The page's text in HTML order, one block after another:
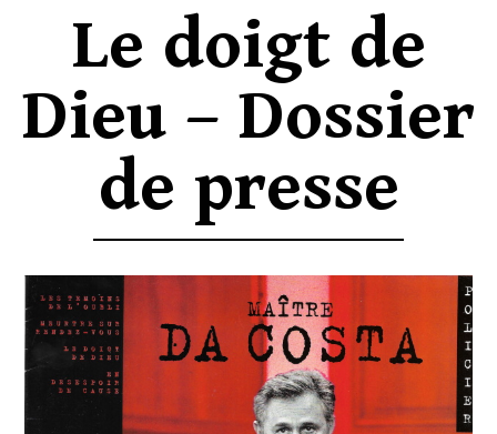
Le doigt de
Dieu – Dossier
de presse